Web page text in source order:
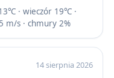
· wieczór 19℃ ·
m/s · chmury 2%
14 sierpnia 2026